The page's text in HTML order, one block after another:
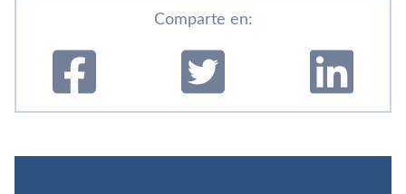
Comparte en: